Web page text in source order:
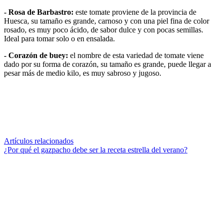
- Rosa de Barbastro: este tomate proviene de la provincia de
Huesca, su tamaño es grande, carnoso y con una piel fina de color
rosado, es muy poco ácido, de sabor dulce y con pocas semillas.
Ideal para tomar solo o en ensalada.
- Corazón de buey: el nombre de esta variedad de tomate viene
dado por su forma de corazón, su tamaño es grande, puede llegar a
pesar más de medio kilo, es muy sabroso y jugoso.
Artículos relacionados
¿Por qué el gazpacho debe ser la receta estrella del verano?